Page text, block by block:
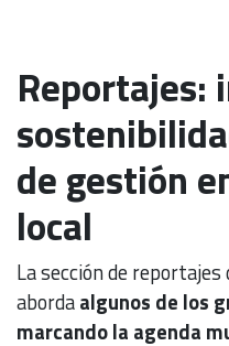
Reportajes:
de gestión
local
La sección de
abordaalgunos de los
marcando la agenda